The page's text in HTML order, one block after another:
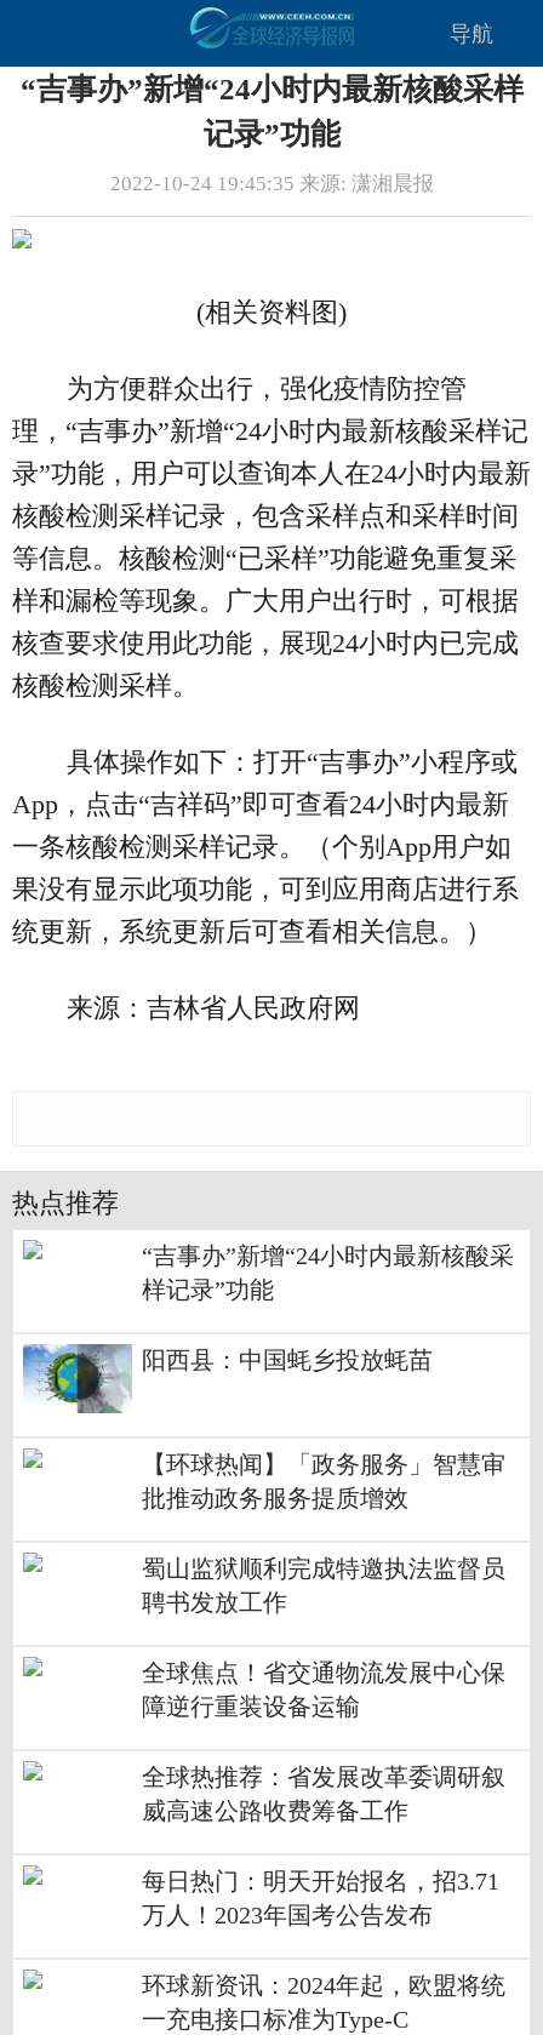
导航
“吉事办”新增“24小时内最新核酸采样
记录”功能
2022-10-24 19:45:35 来源: 潇湘晨报
(相关资料图)
为方便群众出行，强化疫情防控管
理，“吉事办”新增“24小时内最新核酸采样记
录”功能，用户可以查询本人在24小时内最新
核酸检测采样记录，包含采样点和采样时间
等信息。核酸检测“已采样”功能避免重复采
样和漏检等现象。广大用户出行时，可根据
核查要求使用此功能，展现24小时内已完成
核酸检测采样。
具体操作如下：打开“吉事办”小程序或
App，点击“吉祥码”即可查看24小时内最新
一条核酸检测采样记录。（个别App用户如
果没有显示此项功能，可到应用商店进行系
统更新，系统更新后可查看相关信息。）
来源：吉林省人民政府网
热点推荐
“吉事办”新增“24小时内最新核酸采
样记录”功能
阳西县：中国蚝乡投放蚝苗
【环球热闻】「政务服务」智慧审
批推动政务服务提质增效
蜀山监狱顺利完成特邀执法监督员
聘书发放工作
全球焦点！省交通物流发展中心保
障逆行重装设备运输
全球热推荐：省发展改革委调研叙
威高速公路收费筹备工作
每日热门：明天开始报名，招3.71
万人！2023年国考公告发布
环球新资讯：2024年起，欧盟将统
一充电接口标准为Type-C